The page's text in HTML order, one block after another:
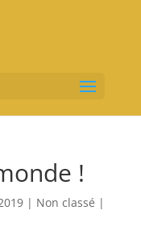
!
| Non classé |